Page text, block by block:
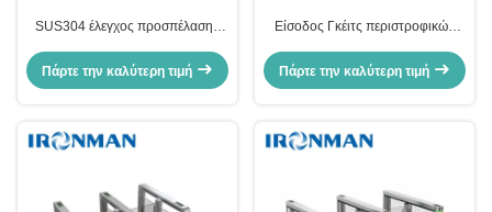
SUS304 έλεγχος προσπέλασης
εμποδίων για τις τουαλέτες/
βιβλιοθήκη
Πάρτε την καλύτερη τιμή
Είσοδος Γκέιτς περιστροφικών
ελέγχου προσπέλασης
ανοξείδωτου
Πάρτε την καλύτερη τιμή